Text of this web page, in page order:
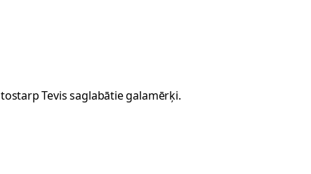
Tevis saglabātie galamērķi.